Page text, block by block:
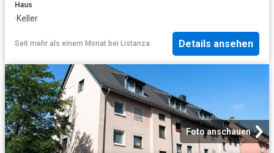
Haus
·Keller
Seit mehr als einem Monat bei Listanza Details ansehen
Foto anschauen